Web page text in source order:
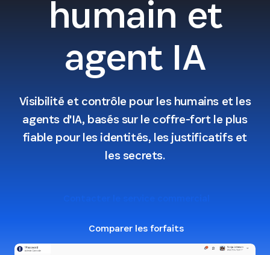
humain et
agent IA
Visibilité et contrôle pour les humains et les
agents d'IA, basés sur le coffre-fort le plus
fiable pour les identités, les justificatifs et
les secrets.
Comparer les forfaits